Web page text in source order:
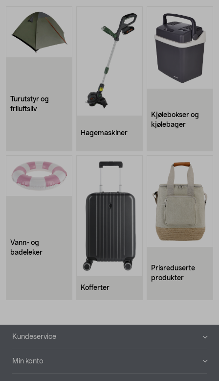
Turutstyr og
friluftsliv
Hagemaskiner
Kjølebokser og
kjølebager
Vann- og
badeleker
Kofferter
Prisreduserte
produkter
Bunntekst
Kundeservice
Min konto